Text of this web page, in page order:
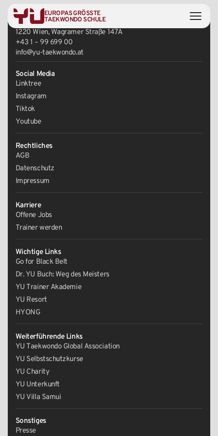
EUROPAS GRÖSSTE
TAEKWONDO SCHULE
Zentrale
1220 Wien, Wagramer Straße 147A
+43 1 – 99 699 00
info@yu-taekwondo.at
Social Media
Linktree
Instagram
Tiktok
Youtube
Rechtliches
AGB
Datenschutz
Impressum
Karriere
Offene Jobs
Trainer werden
Wichtige Links
Go for Black Belt
Dr. YU Buch: Weg des Meisters
YU Trainer Akademie
YU Resort
HYONG
Weiterführende Links
YU Taekwondo Global Association
YU Selbstschutzkurse
YU Charity
YU Unterkunft
YU Villa Samui
Sonstiges
Presse